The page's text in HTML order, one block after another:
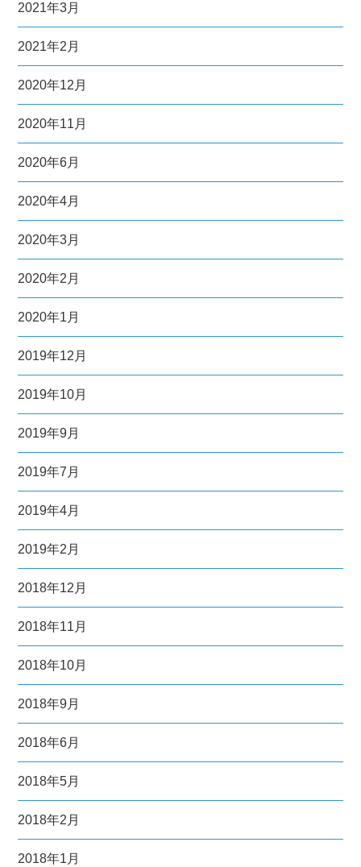
2021年3月
2021年2月
2020年12月
2020年11月
2020年6月
2020年4月
2020年3月
2020年2月
2020年1月
2019年12月
2019年10月
2019年9月
2019年7月
2019年4月
2019年2月
2018年12月
2018年11月
2018年10月
2018年9月
2018年6月
2018年5月
2018年2月
2018年1月